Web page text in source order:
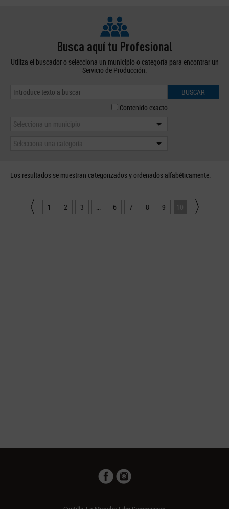
Busca aquí tu Profesional
Utiliza el buscador o selecciona un municipio o categoría para encontrar un
Servicio de Producción.
BUSCAR
Contenido exacto
Selecciona un municipio
Selecciona una categoría
Los resultados se muestran categorizados y ordenados alfabéticamente.
1 2 3 ... 6 7 8 9 10